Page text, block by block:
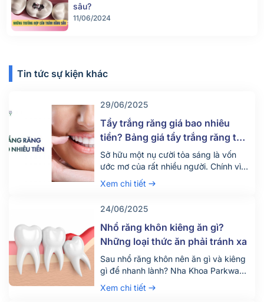
sâu?
11/06/2024
Tin tức sự kiện khác
29/06/2025
Tẩy trắng răng giá bao nhiêu
tiền? Bảng giá tẩy trắng răng tại
nha khoa mới nhất 2025
Sở hữu một nụ cười tỏa sáng là vốn
ước mơ của rất nhiều người. Chính vì
vậy hiện nay có rất nhiều người tìm
đến dịch vụ tẩy trắng răng để thỏa
trắng răng giá bao nhiêu tiền? Quy
trình diễn ra dịch vụ này như […]
Xem chi tiết
24/06/2025
Nhổ răng khôn kiêng ăn gì?
Những loại thức ăn phải tránh xa
Sau nhổ răng khôn nên ăn gì và kiêng
gì để nhanh lành? Nha Khoa Parkway
chia sẻ chế độ ăn uống khoa học giúp
giảm đau, tránh biến chứng. Tìm hiểu
Xem chi tiết